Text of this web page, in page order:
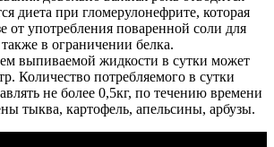
диета при гломерулонефрите, которая
от употребления поваренной соли для
в ограничении белка.
выпиваемой жидкости в сутки может
Количество потребляемого в сутки
не более 0,5кг, по течению времени
тыква, картофель, апельсины, арбузы.